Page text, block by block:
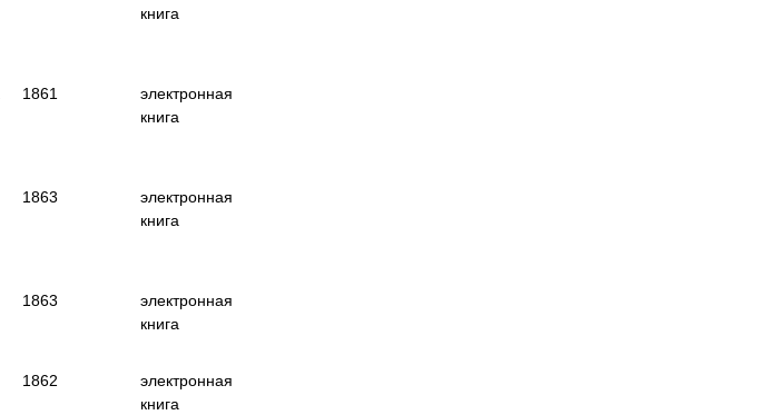
книга
1861
электронная
книга
1863
электронная
книга
1863
электронная
книга
1862
электронная
книга